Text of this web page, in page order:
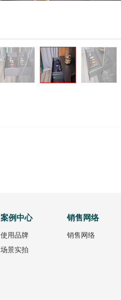
案例中心
使用品牌
场景实拍
销售网络
销售网络